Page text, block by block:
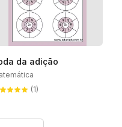
da adição
(1)